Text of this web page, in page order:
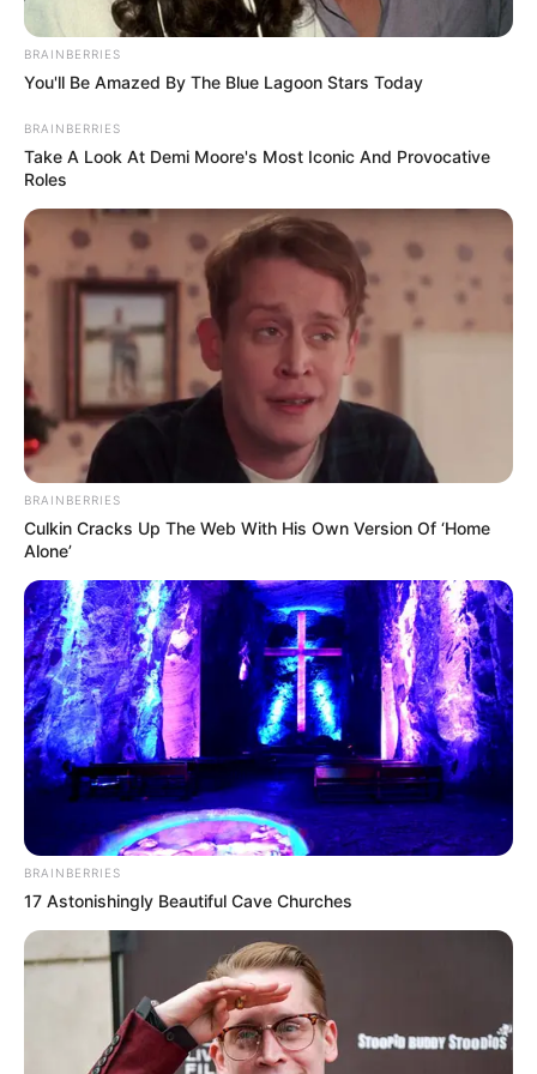
આગાહી
વરસાદ (Unseasonal Rain) ની શક્યતા વ્યક્ત કરી
છે. ખાસ કરીને 29 અને 30 માર્ચે યલો એલર્ટ જાહેર
કરવામાં આવ્યું છે. ભર ઉનાળામાં માવઠાની સ્થિતિ
સર્જાઈ શકે છે, જેમાં ઉત્તર ગુજરાતના વિસ્તારોમાં
ગાજવીજ સાથે વરસાદની આગાહી કરવામાં આવી છે.
કચ્છ, બનાસકાંઠા, સાબરકાંઠા, અરવલ્લી, દાહોદ અને
મહીસાગર જિલ્લામાં પણ આ બે દિવસ દરમિયાન
વરસાદ પડવાની શક્યતા છે.
આ સમયગાળા દરમિયાન પવનની ગતિ 30 થી 40 કિમી
પ્રતિ કલાક સુધી રહી શકે છે. હવામાનમાં આ ફેરફાર
પાછળ બે અપર એર સાયક્લોનિક સર્ક્યુલેશન અને
એક સક્રિય Western Disturbance જવાબદાર
હોવાનું જણાવાયું છે, જે સમગ્ર ગુજરાત પર અસર
કરશે.
Related Articles
અમદાવાદમાં મેયરને જોતા જ 3 દિવસથી પાણીમાં
2 Weeks Ago
‘વિદ્યાર્થીઓને મારવાનો આદેશ કોણે આપ્યો, પેલેટ
ગનનો ઉપયોગ કરવાની મંજુરી કોણે આપી? રાહુલ
ગાંધીએ અમિત શાહને પત્ર લખ્યો
2 Weeks Ago
BRAINBERRIES
You'll Be Amazed By The Blue Lagoon Stars Today
BRAINBERRIES
Take A Look At Demi Moore's Most Iconic And Provocative
Roles
BRAINBERRIES
Culkin Cracks Up The Web With His Own Version Of ‘Home
Alone’
BRAINBERRIES
17 Astonishingly Beautiful Cave Churches